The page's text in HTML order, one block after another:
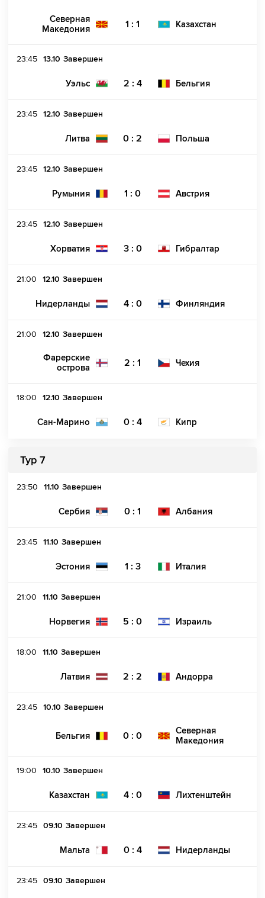
Северная
Македония
1 : 1 Казахстан
23:45 13.10 Завершен
Уэльс 2 : 4 Бельгия
23:45 12.10 Завершен
Литва 0 : 2 Польша
23:45 12.10 Завершен
Румыния 1 : 0 Австрия
23:45 12.10 Завершен
Хорватия 3 : 0 Гибралтар
21:00 12.10 Завершен
Нидерланды 4 : 0 Финляндия
21:00 12.10 Завершен
Фарерские
острова
2 : 1 Чехия
18:00 12.10 Завершен
Сан-Марино 0 : 4 Кипр
Тур 7
23:50 11.10 Завершен
Сербия 0 : 1 Албания
23:45 11.10 Завершен
Эстония 1 : 3 Италия
21:00 11.10 Завершен
Норвегия 5 : 0 Израиль
18:00 11.10 Завершен
Латвия 2 : 2 Андорра
23:45 10.10 Завершен
Бельгия 0 : 0
Северная
Македония
19:00 10.10 Завершен
Казахстан 4 : 0 Лихтенштейн
23:45 09.10 Завершен
Мальта 0 : 4 Нидерланды
23:45 09.10 Завершен